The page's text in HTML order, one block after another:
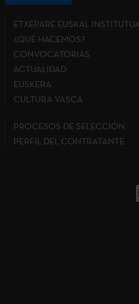
ETXEPARE EUSKAL
¿QUÉ HACEMOS?
CONVOCATORIAS
ACTUALIDAD
EUSKERA
CULTURA VASCA
PROCESOS DE SELECCIÓN
PERFIL DEL CONTRATANTE